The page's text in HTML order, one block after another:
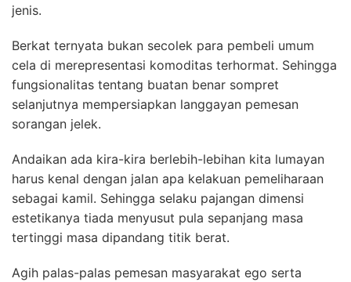
jenis.
Berkat ternyata bukan secolek para pembeli umum
cela di merepresentasi komoditas terhormat. Sehingga
fungsionalitas tentang buatan benar sompret
selanjutnya mempersiapkan langgayan pemesan
sorangan jelek.
Andaikan ada kira-kira berlebih-lebihan kita lumayan
harus kenal dengan jalan apa kelakuan pemeliharaan
sebagai kamil. Sehingga selaku pajangan dimensi
estetikanya tiada menyusut pula sepanjang masa
tertinggi masa dipandang titik berat.
Agih palas-palas pemesan masyarakat ego serta